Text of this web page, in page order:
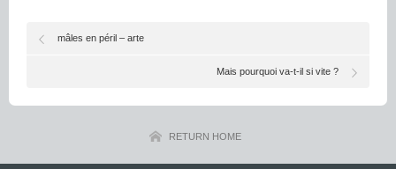
mâles en péril – arte
Mais pourquoi va-t-il si vite ?
RETURN HOME